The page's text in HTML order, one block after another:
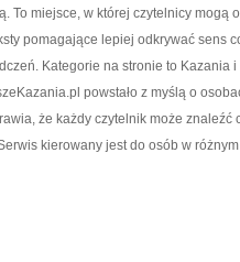
To miejsce, w której czytelnicy mogą
pomagające lepiej odkrywać sens
Kategorie na stronie to Kazania
powstało z myślą o
że każdy czytelnik może
kierowany jest do osób w